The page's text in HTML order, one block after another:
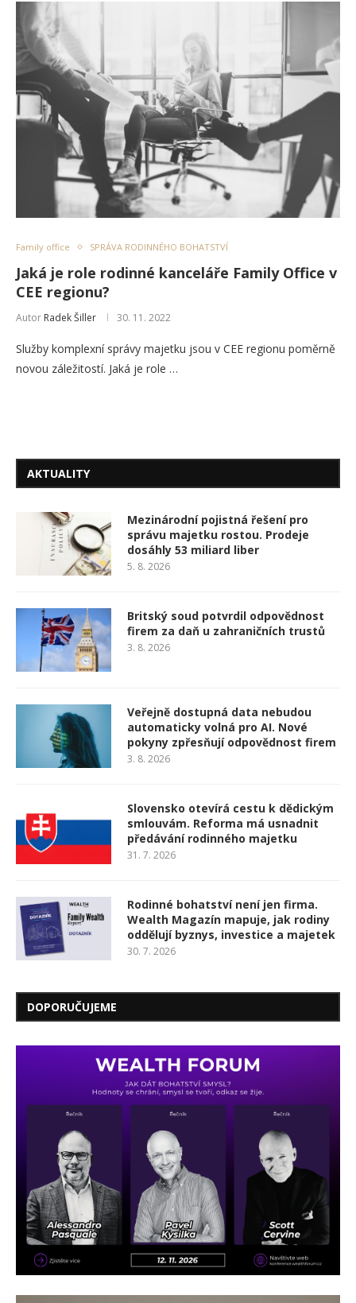
Family office SPRÁVA RODINNÉHO BOHATSTVÍ
Jaká je role rodinné kanceláře Family Office v
CEE regionu?
Autor Radek Šiller 30. 11. 2022
Služby komplexní správy majetku jsou v CEE regionu poměrně
novou záležitostí. Jaká je role …
AKTUALITY
Mezinárodní pojistná řešení pro
správu majetku rostou. Prodeje
dosáhly 53 miliard liber
5. 8. 2026
Britský soud potvrdil odpovědnost
firem za daň u zahraničních trustů
3. 8. 2026
Veřejně dostupná data nebudou
automaticky volná pro AI. Nové
pokyny zpřesňují odpovědnost firem
3. 8. 2026
Slovensko otevírá cestu k dědickým
smlouvám. Reforma má usnadnit
předávání rodinného majetku
31. 7. 2026
Rodinné bohatství není jen firma.
Wealth Magazín mapuje, jak rodiny
oddělují byznys, investice a majetek
30. 7. 2026
DOPORUČUJEME